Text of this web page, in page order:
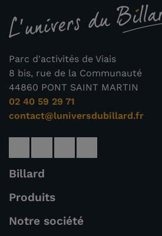
Parc d'activités de Viais
8 bis, rue de la Communauté
44860 PONT SAINT MARTIN
02 40 59 29 71
contact@luniversdubillard.fr
Billard
Produits
Notre société